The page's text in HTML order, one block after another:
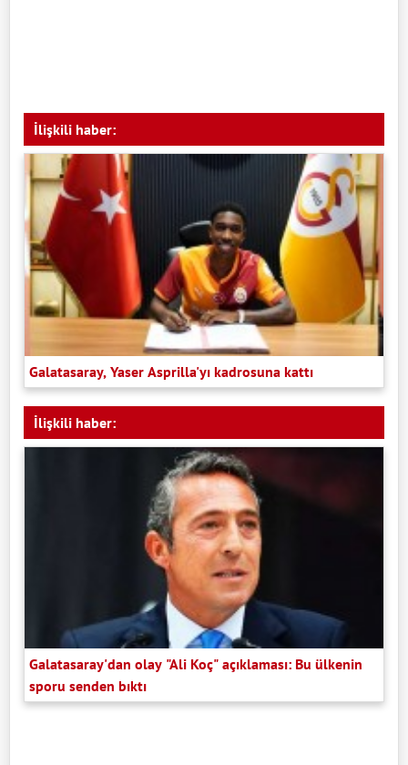
İlişkili haber:
Galatasaray, Yaser Asprilla'yı kadrosuna kattı
İlişkili haber:
Galatasaray'dan olay "Ali Koç" açıklaması: Bu ülkenin
sporu senden bıktı